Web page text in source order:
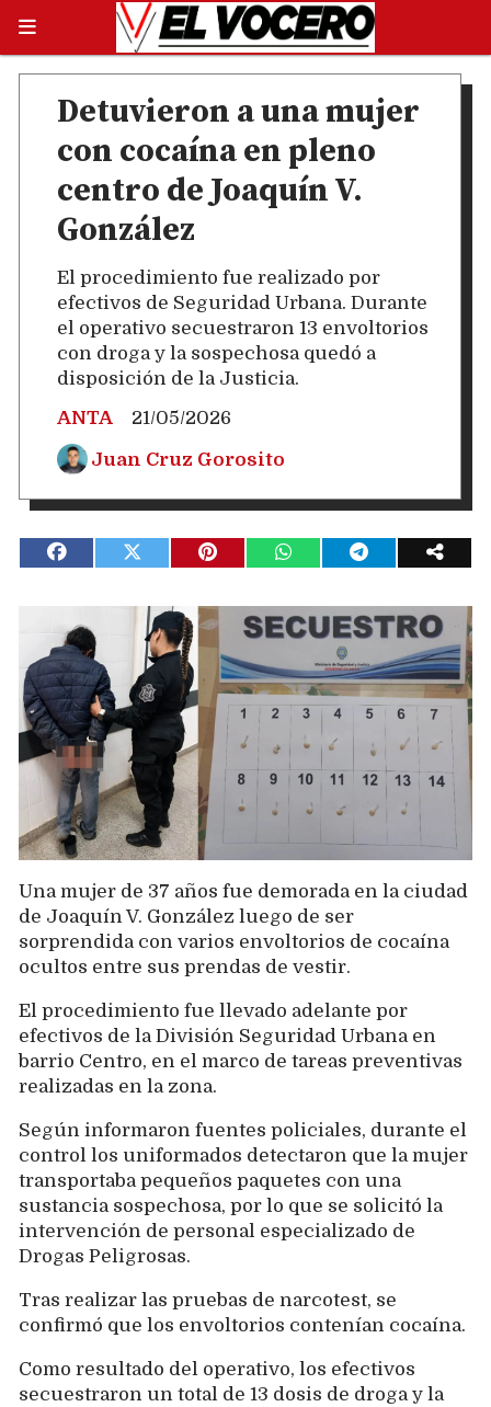
Detuvieron a una mujer
con cocaína en pleno
centro de Joaquín V.
González
El procedimiento fue realizado por
efectivos de Seguridad Urbana. Durante
el operativo secuestraron 13 envoltorios
con droga y la sospechosa quedó a
disposición de la Justicia.
ANTA
21/05/2026
Juan Cruz Gorosito
Una mujer de 37 años fue demorada en la ciudad
de Joaquín V. González luego de ser
sorprendida con varios envoltorios de cocaína
ocultos entre sus prendas de vestir.
El procedimiento fue llevado adelante por
efectivos de la División Seguridad Urbana en
barrio Centro, en el marco de tareas preventivas
realizadas en la zona.
Según informaron fuentes policiales, durante el
control los uniformados detectaron que la mujer
transportaba pequeños paquetes con una
sustancia sospechosa, por lo que se solicitó la
intervención de personal especializado de
Drogas Peligrosas.
Tras realizar las pruebas de narcotest, se
confirmó que los envoltorios contenían cocaína.
Como resultado del operativo, los efectivos
secuestraron un total de 13 dosis de droga y la